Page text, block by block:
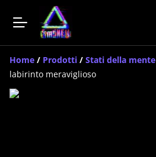
Home / Prodotti / Stati della mente
labirinto meraviglioso